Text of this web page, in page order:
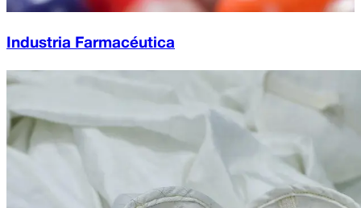
Industria Farmacéutica